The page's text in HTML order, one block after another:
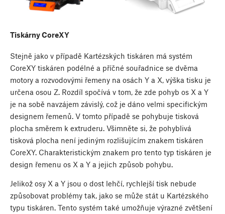
Tiskárny CoreXY
Stejně jako v případě Kartézských tiskáren má systém
CoreXY tiskáren podélné a příčné souřadnice se dvěma
motory a rozvodovými řemeny na osách Y a X, výška tisku je
určena osou Z. Rozdíl spočívá v tom, že zde pohyb os X a Y
je na sobě navzájem závislý, což je dáno velmi specifickým
designem řemenů. V tomto případě se pohybuje tisková
plocha směrem k extruderu. Všimněte si, že pohyblivá
tisková plocha není jediným rozlišujícím znakem tiskáren
CoreXY. Charakteristickým znakem pro tento typ tiskáren je
design řemenu os X a Y a jejich způsob pohybu.
Jelikož osy X a Y jsou o dost lehčí, rychlejší tisk nebude
způsobovat problémy tak, jako se může stát u Kartézského
typu tiskáren. Tento systém také umožňuje výrazné zvětšení